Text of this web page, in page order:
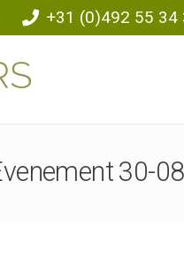
+31 (0)492 55 34
30-